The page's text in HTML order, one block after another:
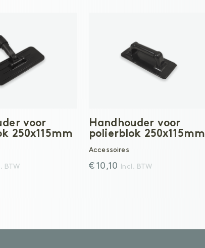
voor
250x115mm
BTW
Handhouder voor
polierblok 250x115mm
Accessoires
€ 10,10 Incl. BTW